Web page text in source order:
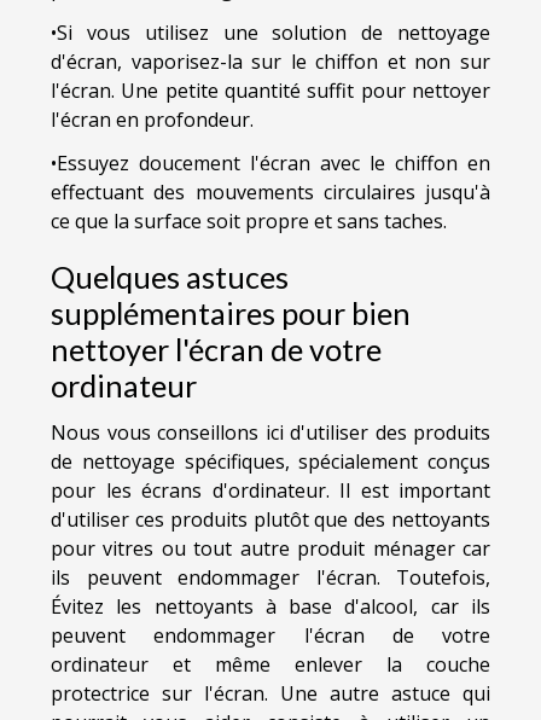
•Si vous utilisez une solution de nettoyage
d'écran, vaporisez-la sur le chiffon et non sur
l'écran. Une petite quantité suffit pour nettoyer
l'écran en profondeur.
•Essuyez doucement l'écran avec le chiffon en
effectuant des mouvements circulaires jusqu'à
ce que la surface soit propre et sans taches.
Quelques astuces
supplémentaires pour bien
nettoyer l'écran de votre
ordinateur
Nous vous conseillons ici d'utiliser des produits
de nettoyage spécifiques, spécialement conçus
pour les écrans d'ordinateur. Il est important
d'utiliser ces produits plutôt que des nettoyants
pour vitres ou tout autre produit ménager car
ils peuvent endommager l'écran. Toutefois,
Évitez les nettoyants à base d'alcool, car ils
peuvent endommager l'écran de votre
ordinateur et même enlever la couche
protectrice sur l'écran. Une autre astuce qui